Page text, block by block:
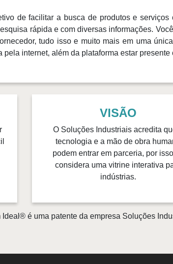
de facilitar a busca de produtos e
rápida e com diversas informações.
tudo isso e muito mais em uma
internet, além da plataforma estar
VISÃO
O Soluções Industriais acredita
tecnologia e a mão de obra
podem entrar em parceria, por
considera uma vitrine interativa
indústrias.
é uma patente da empresa Soluções